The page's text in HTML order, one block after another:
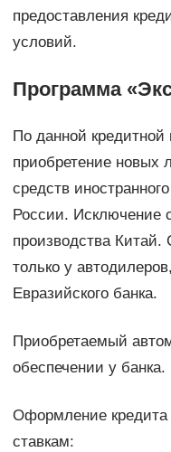
предоставления
условий.
Программа
По данной
приобретение новых
средств
России. Исключение
производства
только у
Евразийского банка.
Приобретаемый
обеспечении у банка.
Оформление
ставкам: